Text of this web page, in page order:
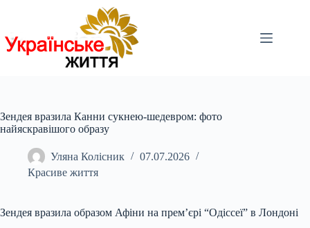
Зендея вразила Канни сукнею-шедевром: фото
найяскравішого образу
Уляна Колісник
07.07.2026
Красиве життя
Зендея вразила образом Афіни на прем’єрі “Одіссеї” в Лондоні